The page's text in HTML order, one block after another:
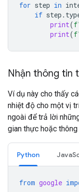
for step in
if step .
print(f
print(f
Nhận thông tin
Ví dụ này cho thấy
nhiệt độ cho một vị
ngoài để trả lời
gian thực hoặc
Python
from google